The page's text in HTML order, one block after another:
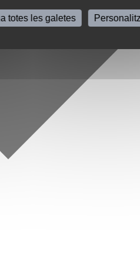
totes les galetes